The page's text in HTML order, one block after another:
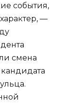
события,
—
смена